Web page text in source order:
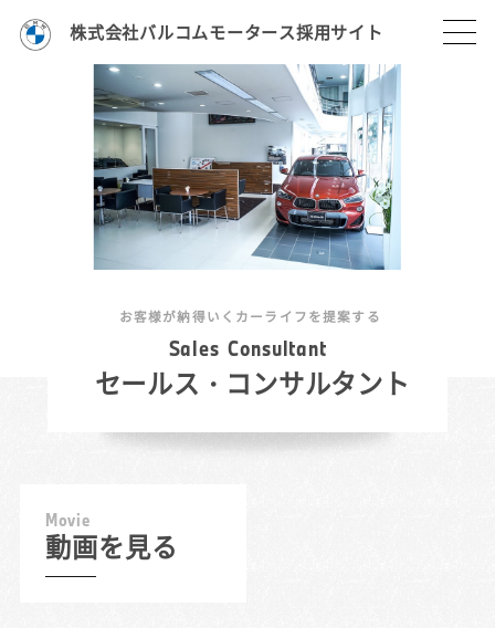
株式会社バルコムモータース採用サイト
Sales Consultant
セールス・コンサルタント
お客様が納得いくカーライフを提案する
Movie
動画を見る